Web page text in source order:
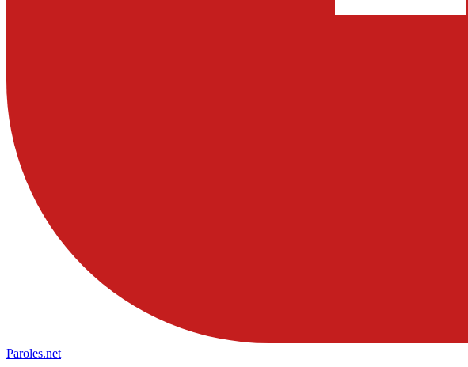
Paroles.net